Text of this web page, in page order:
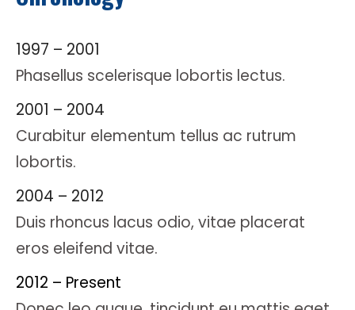
1997 – 2001
Phasellus scelerisque lobortis lectus.
2001 – 2004
Curabitur elementum tellus ac rutrum
lobortis.
2004 – 2012
Duis rhoncus lacus odio, vitae placerat
eros eleifend vitae.
2012 – Present